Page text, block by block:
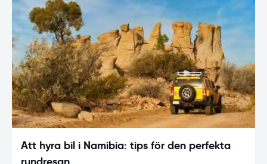
Att hyra bil i Namibia: tips för den perfekta
rundresan